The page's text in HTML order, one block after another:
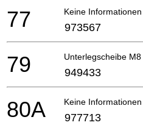
Keine
77 973567
Unterlegscheibe
79 949433
Keine
80A 977713